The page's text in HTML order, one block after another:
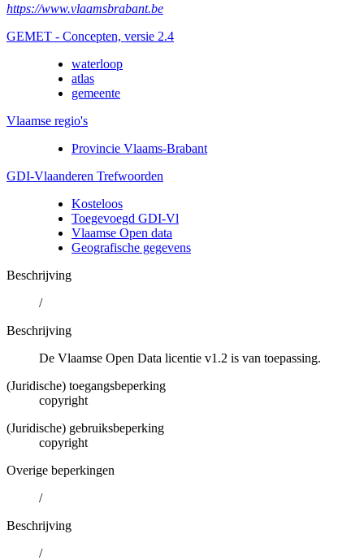
https://www.vlaamsbrabant.be
GEMET - Concepten, versie 2.4
waterloop
atlas
gemeente
Vlaamse regio's
Provincie Vlaams-Brabant
GDI-Vlaanderen Trefwoorden
Kosteloos
Toegevoegd GDI-Vl
Vlaamse Open data
Geografische gegevens
Beschrijving
/
Beschrijving
De Vlaamse Open Data licentie v1.2 is van toepassing.
(Juridische) toegangsbeperking
copyright
(Juridische) gebruiksbeperking
copyright
Overige beperkingen
/
Beschrijving
/